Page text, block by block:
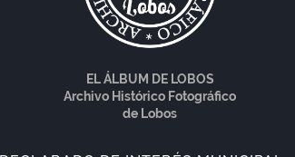
EL ÁLBUM DE LOBOS
Archivo Histórico Fotográfico
de Lobos